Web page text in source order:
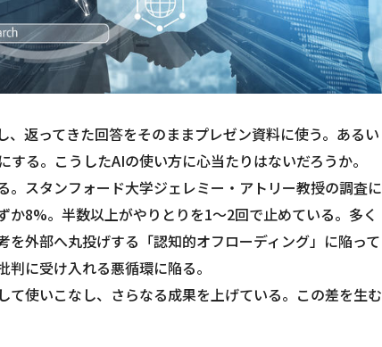
返ってきた回答をそのままプレゼン資料に使う。あるい
る。こうしたAIの使い方に心当たりはないだろうか。
スタンフォード大学ジェレミー・アトリー教授の調査に
8%。半数以上がやりとりを1～2回で止めている。多く
外部へ丸投げする「認知的オフローディング」に陥って
に受け入れる悪循環に陥る。
使いこなし、さらなる成果を上げている。この差を生む